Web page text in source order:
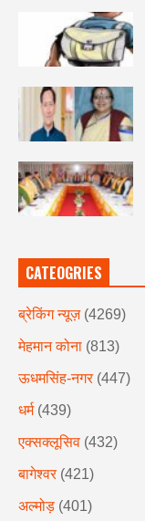
CATEOGRIES
ब्रेकिंग न्यूज़ (4269)
मेहमान कोना (813)
ऊधमसिंह-नगर (447)
धर्म (439)
एक्सक्लूसिव (432)
बागेश्वर (421)
अल्मोड़ (401)